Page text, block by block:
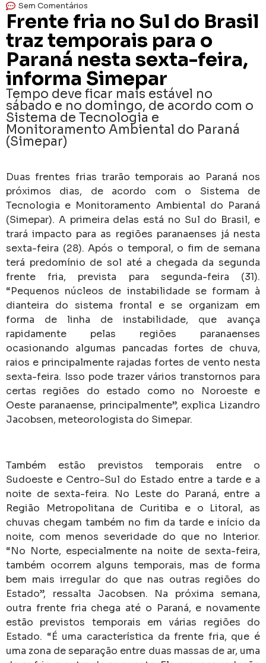
Sem Comentários
Frente fria no Sul do Brasil
traz temporais para o
Paraná nesta sexta-feira,
informa Simepar
Tempo deve ficar mais estável no
sábado e no domingo, de acordo com o
Sistema de Tecnologia e
Monitoramento Ambiental do Paraná
(Simepar)
Duas frentes frias trarão temporais ao Paraná nos
próximos dias, de acordo com o Sistema de
Tecnologia e Monitoramento Ambiental do Paraná
(Simepar). A primeira delas está no Sul do Brasil, e
trará impacto para as regiões paranaenses já nesta
sexta-feira (28). Após o temporal, o fim de semana
terá predomínio de sol até a chegada da segunda
frente fria, prevista para segunda-feira (31).
“Pequenos núcleos de instabilidade se formam à
dianteira do sistema frontal e se organizam em
forma de linha de instabilidade, que avança
rapidamente pelas regiões paranaenses
ocasionando algumas pancadas fortes de chuva,
raios e principalmente rajadas fortes de vento nesta
sexta-feira. Isso pode trazer vários transtornos para
certas regiões do estado como no Noroeste e
Oeste paranaense, principalmente”, explica Lizandro
Jacobsen, meteorologista do Simepar.
Também estão previstos temporais entre o
Sudoeste e Centro-Sul do Estado entre a tarde e a
noite de sexta-feira. No Leste do Paraná, entre a
Região Metropolitana de Curitiba e o Litoral, as
chuvas chegam também no fim da tarde e início da
noite, com menos severidade do que no Interior.
“No Norte, especialmente na noite de sexta-feira,
também ocorrem alguns temporais, mas de forma
bem mais irregular do que nas outras regiões do
Estado”, ressalta Jacobsen. Na próxima semana,
outra frente fria chega até o Paraná, e novamente
estão previstos temporais em várias regiões do
Estado. “É uma característica da frente fria, que é
uma zona de separação entre duas massas de ar, uma